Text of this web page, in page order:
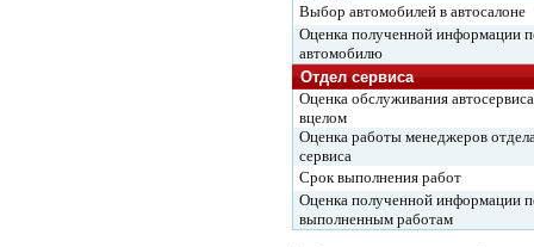
Выбор автомобилей в автосалоне
Оценка полученной информации
автомобилю
Отдел сервиса
Оценка обслуживания автосервиса
вцелом
Оценка работы менеджеров
сервиса
Срок выполнения работ
Оценка полученной информации
выполненным работам